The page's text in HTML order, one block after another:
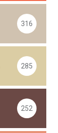
316
285
252